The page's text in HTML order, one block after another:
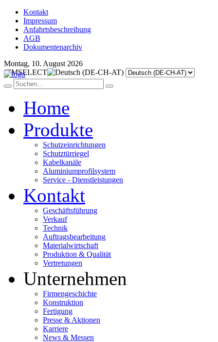
Kontakt
Impressum
Anfahrtsbeschreibung
AGB
Dokumentenarchiv
Montag, 10. August 2026
JFMSELECT
Home
Produkte
Schutzeinrichtungen
Schutztürriegel
Kabelkanäle
Aluminiumprofilsystem
Service - Dienstleistungen
Kontakt
Geschäftsführung
Verkauf
Technik
Auftragsbearbeitung
Materialwirtschaft
Produktion & Qualität
Vertretungen
Unternehmen
Firmengeschichte
Konstruktion
Fertigung
Presse & Aktionen
Karriere
News & Messen